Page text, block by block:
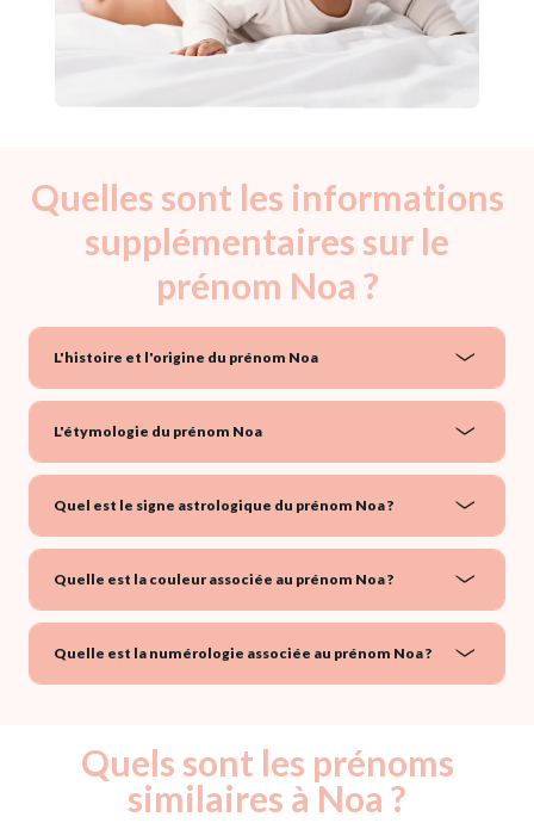
Quelles sont les informations
supplémentaires sur le
prénom Noa ?
L'histoire et l'origine du prénom Noa
L'étymologie du prénom Noa
Quel est le signe astrologique du prénom Noa ?
Quelle est la couleur associée au prénom Noa ?
Quelle est la numérologie associée au prénom Noa ?
Quels sont les prénoms
similaires à Noa ?